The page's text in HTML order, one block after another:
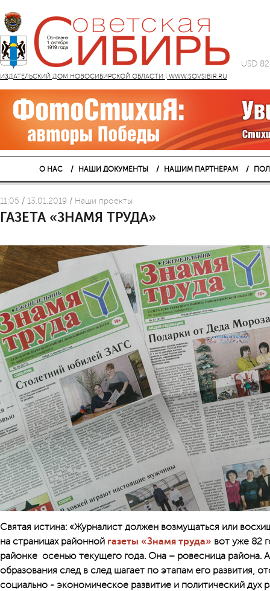
ИЗДАТЕЛЬСКИЙ ДОМ НОВОСИБИРСКОЙ ОБЛАСТИ | WWW.SOVSIBIR.RU
USD
О НАС НАШИ ДОКУМЕНТЫ НАШИМ ПАРТНЕРАМ
11:05 / 13.01.2019 / Наши проекты
ГАЗЕТА «ЗНАМЯ ТРУДА»
Святая истина: «Журналист должен возмущаться или
на страницах районной газеты «Знамя труда» вот уже 82
районке осенью текущего года. Она – ровесница района.
образования след в след шагает по этапам его развития,
социально - экономическое развитие и политический дух